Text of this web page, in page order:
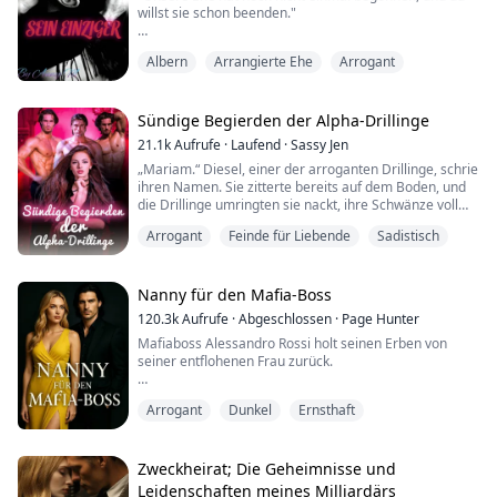
willst sie schon beenden."
Lia Andersons Vater hatte eine Herzkrankheit, aber sie
hatte nicht genug Geld. Ein gutaussehender Fremder
erklärte sich bereit, ihr zu helfen, aber unter einer
Bedingung.
Albern Arrangierte Ehe Arrogant
Sündige Begierden der Alpha-Drillinge
21.1kAufrufe · Laufend ·Sassy Jen
„Mariam.“ Diesel, einer der arroganten Drillinge, schrie
ihren Namen. Sie zitterte bereits auf dem Boden, und
die Drillinge umringten sie nackt, ihre Schwänze voll
beherrschen Dranovile und das ist deine Strafe. Wir
werden dich ficken, bis du ohnmächtig wirst.“
„Du wirst immer un...
Arrogant Feinde für Liebende Sadistisch
Nanny für den Mafia-Boss
120.3kAufrufe ·Abgeschlossen · Page Hunter
Mafiaboss Alessandro Rossi holt seinen Erben von
seiner entflohenen Frau zurück.
Sohn zu kümmern. Nach einer durchzechten Nacht ist
Ihre Leben sind nun miteinander verflochten und sie
enden in einer lieblosen Ehe. Sie findet Trost in den
Arrogant Dunkel Ernsthaft
Zweckheirat; Die Geheimnisse und
Leidenschaften meines Milliardärs